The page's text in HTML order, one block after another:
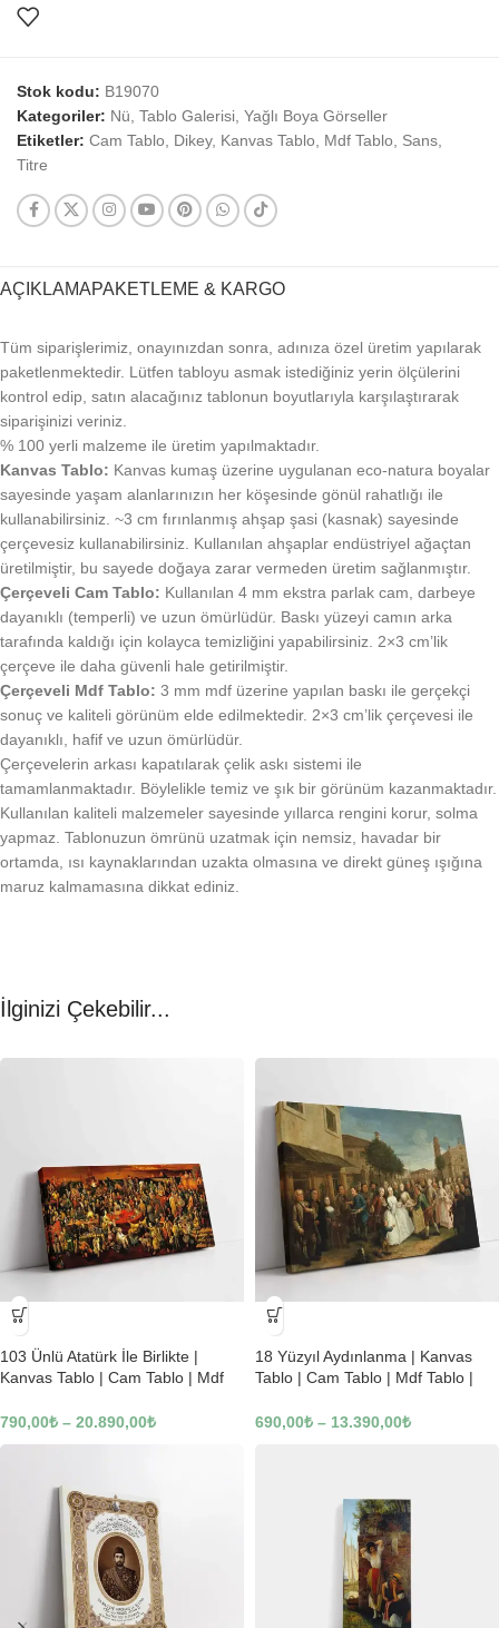
Stok kodu: B19070
Kategoriler: Nü Tablo Galerisi Yağlı Boya Görseller
Etiketler: Cam Tablo Dikey, Kanvas Tablo Mdf Tablo Sans
Titre
AÇIKLAMAPAKETLEME & KARGO
Tüm siparişlerimiz, onayınızdan sonra, adınıza özel üretim yapılarak
paketlenmektedir. Lütfen tabloyu asmak istediğiniz yerin ölçülerini
kontrol edip, satın alacağınız tablonun boyutlarıyla karşılaştırarak
siparişinizi veriniz.
% 100 yerli malzeme ile üretim yapılmaktadır.
Kanvas Tablo: Kanvas kumaş üzerine uygulanan eco-natura boyalar
sayesinde yaşam alanlarınızın her köşesinde gönül rahatlığı ile
kullanabilirsiniz. ~3 cm fırınlanmış ahşap şasi (kasnak) sayesinde
çerçevesiz kullanabilirsiniz. Kullanılan ahşaplar endüstriyel ağaçtan
üretilmiştir, bu sayede doğaya zarar vermeden üretim sağlanmıştır.
Çerçeveli Cam Tablo: Kullanılan 4 mm ekstra parlak cam, darbeye
dayanıklı (temperli) ve uzun ömürlüdür. Baskı yüzeyi camın arka
tarafında kaldığı için kolayca temizliğini yapabilirsiniz. 2×3 cm’lik
çerçeve ile daha güvenli hale getirilmiştir.
Çerçeveli Mdf Tablo: 3 mm mdf üzerine yapılan baskı ile gerçekçi
sonuç ve kaliteli görünüm elde edilmektedir. 2×3 cm’lik çerçevesi ile
dayanıklı, hafif ve uzun ömürlüdür.
Çerçevelerin arkası kapatılarak çelik askı sistemi ile
tamamlanmaktadır. Böylelikle temiz ve şık bir görünüm kazanmaktadır.
Kullanılan kaliteli malzemeler sayesinde yıllarca rengini korur, solma
yapmaz. Tablonuzun ömrünü uzatmak için nemsiz, havadar bir
ortamda, ısı kaynaklarından uzakta olmasına ve direkt güneş ışığına
maruz kalmamasına dikkat ediniz.
İlginizi Çekebilir...
-23%
103 Ünlü Atatürk İle Birlikte |
Kanvas Tablo | Cam Tablo | Mdf
790,00₺ – 20.890,00₺
-23%
18 Yüzyıl Aydınlanma | Kanvas
Tablo | Cam Tablo | Mdf Tablo |
690,00₺ – 13.390,00₺